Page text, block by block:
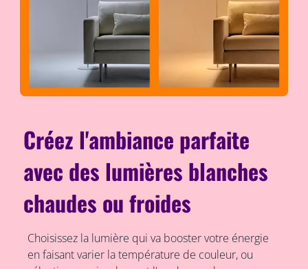
Créez l'ambiance parfaite
avec des lumières blanches
chaudes ou froides
Choisissez la lumière qui va booster votre énergie
en faisant varier la température de couleur, ou